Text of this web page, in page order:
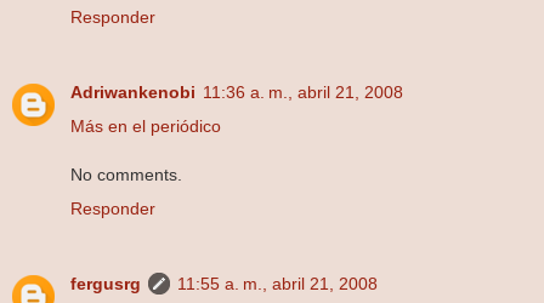
Responder
Adriwankenobi 11:36 a. m., abril 21, 2008
Más en el periódico
No comments.
Responder
fergusrg
11:55 a. m., abril 21, 2008